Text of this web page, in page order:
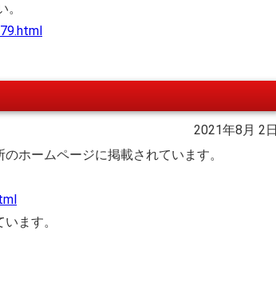
2021年8月 2日
ホームページに掲載されています。
ます。